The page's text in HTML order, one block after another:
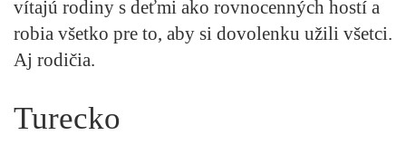
vítajú rodiny s deťmi ako rovnocenných hostí a
robia všetko pre to, aby si dovolenku užili všetci.
Aj rodičia.
Turecko